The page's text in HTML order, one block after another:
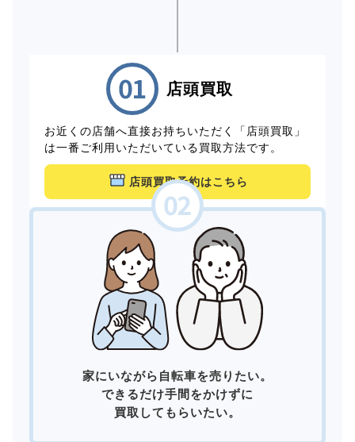
店頭買取
お近くの店舗へ直接お持ちいただく「店頭買取」
は一番ご利用いただいている買取方法です。
店頭買取予約はこちら
家にいながら自転車を売りたい。
できるだけ手間をかけずに
買取してもらいたい。